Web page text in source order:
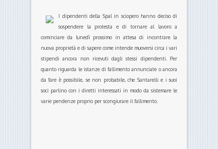
I dipendenti della Spal in sciopero hanno deciso di
sospendere la protesta e di tornare al lavoro a
cominciare da lunedì prossimo in attesa di incontrare la
nuova proprietà e di sapere come intende muoversi circa i vari
stipendi ancora non ricevuti dagli stessi dipendenti. Per
quanto riguarda le istanze di fallimento annunciate o ancora
da fare è possibile, se non probabile, che Santarelli e i suoi
soci parlino con i diretti interessati in modo da sistemare le
varie pendenze proprio per scongiurare il fallimento.